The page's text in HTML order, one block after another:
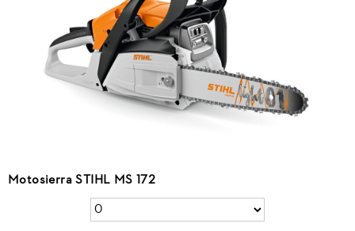
Motosierra STIHL MS 172